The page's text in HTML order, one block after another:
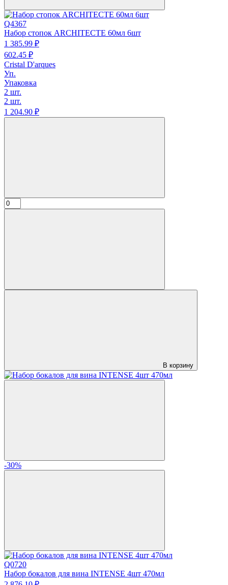
Q4367
Набор стопок ARCHITECTE 60мл 6шт
1 385.99 ₽
602.45 ₽
Cristal D'arques
Уп.
Упаковка
2 шт.
2 шт.
1 204.90 ₽
В корзину
-30%
Q0720
Набор бокалов для вина INTENSE 4шт 470мл